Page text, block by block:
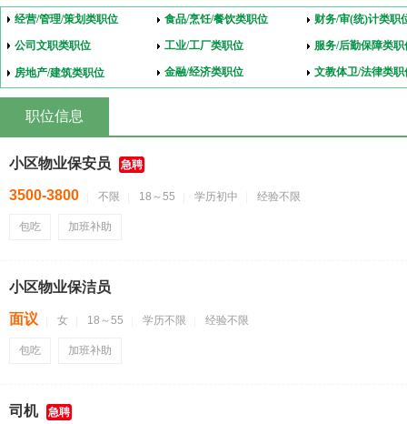
经营/管理/策划类职位 食品/烹饪/餐饮类职位 财务/审(统)计类职
公司文职类职位 工业/工厂类职位 服务/后勤保障类职
房地产/建筑类职位 金融/经济类职位 文教体卫/法律类职
职位信息
小区物业保安员 急聘
3500-3800 不限 18～55 学历初中 经验不限
包吃 加班补助
小区物业保洁员
面议 女 18～55 学历不限 经验不限
包吃 加班补助
司机 急聘